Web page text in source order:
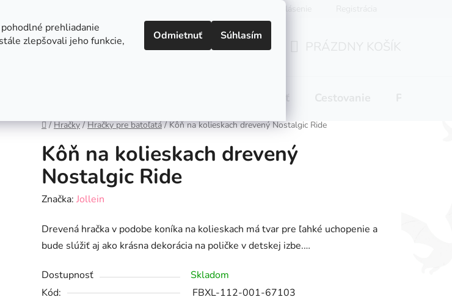
prehliadanie
zlepšovali jeho funkcie,
Odmietnuť Súhlasím
Prihlásenie
Domov
/ Hračky / Hračky pre batoľatá / Kôň na kolieskach drevený Nostalgic Ride
Kôň na kolieskach drevený
Nostalgic Ride
Značka: Jollein
Drevená hračka v podobe koníka na kolieskach má tvar pre ľahké uchopenie a
bude slúžiť aj ako krásna dekorácia na poličke v detskej izbe.…
Dostupnosť
Skladom
Kód:
FBXL-112-001-67103